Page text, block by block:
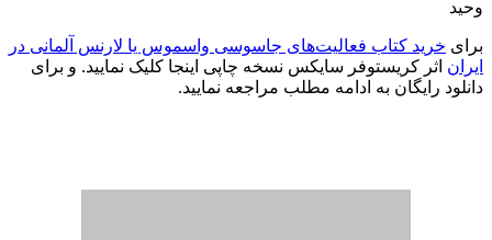
وحید
برای خرید کتاب فعالیت‌های جاسوسی واسموس یا لارنس آلمانی در
ایران اثر کریستوفر سایکس نسخه چاپی اینجا کلیک نمایید. و برای
دانلود رایگان به ادامه مطلب مراجعه نمایید.